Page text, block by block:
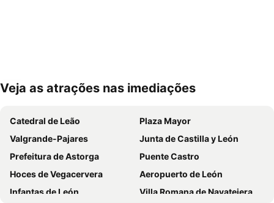
Ampliar mapa
Veja as atrações nas imediações
Catedral de Leão
Plaza Mayor
Valgrande-Pajares
Junta de Castilla y León
Prefeitura de Astorga
Puente Castro
Hoces de Vegacervera
Aeropuerto de León
Infantas de León
Villa Romana de Navatejera